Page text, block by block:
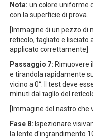
Nota: un colore uniforme
con la superficie di prova.
[Immagine di un pezzo di
reticolo, tagliato e lisciato
applicato correttamente]
Passaggio 7: Rimuovere
e tirandola rapidamente
vicino a 0°. Il test deve
minuti dal taglio del
[Immagine del nastro che
Fase 8: Ispezionare
la lente d'ingrandimento